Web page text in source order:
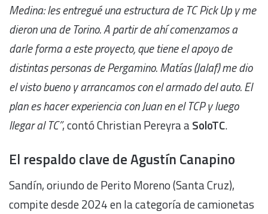
Medina: les entregué una estructura de TC Pick Up y me
dieron una de Torino. A partir de ahí comenzamos a
darle forma a este proyecto, que tiene el apoyo de
distintas personas de Pergamino. Matías (Jalaf) me dio
el visto bueno y arrancamos con el armado del auto. El
plan es hacer experiencia con Juan en el TCP y luego
llegar al TC”, contó Christian Pereyra aSoloTC.
El respaldo clave de Agustín Canapino
Sandín, oriundo de Perito Moreno (Santa Cruz),
compite desde 2024 en la categoría de camionetas